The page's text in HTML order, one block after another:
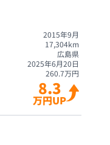
2015年9月
17,304km
広島県
2025年6月20日
260.7万円
8.3
万円UP